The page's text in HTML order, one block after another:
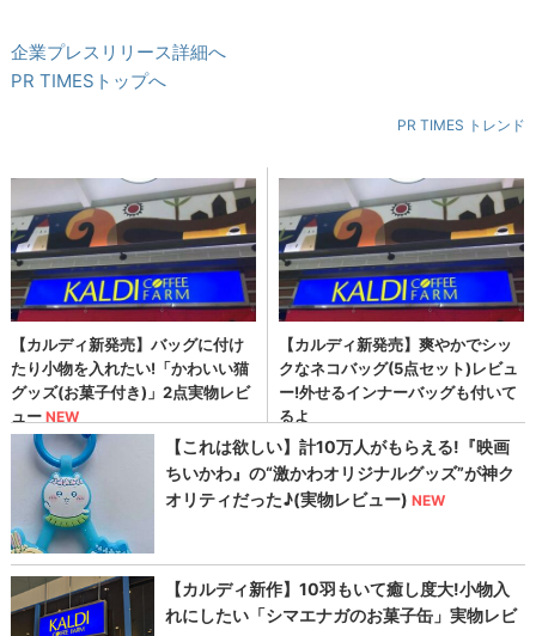
企業プレスリリース詳細へ
PR TIMESトップへ
PR TIMES トレンド